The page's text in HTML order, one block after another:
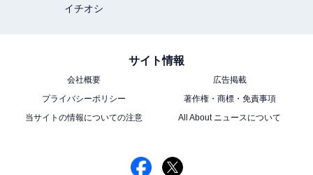
イチオシ
サイト情報
会社概要
広告掲載
プライバシーポリシー
著作権・商標・免責事項
当サイトの情報についての注意
All About ニュースについて